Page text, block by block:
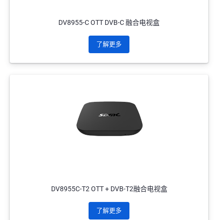
DV8955-C OTT DVB-C 融合电视盒
了解更多
DV8955C-T2 OTT + DVB-T2融合电视盒
了解更多